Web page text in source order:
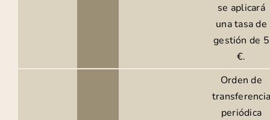
se aplicará
una tasa de
gestión de 5
€.
Orden de
periódica